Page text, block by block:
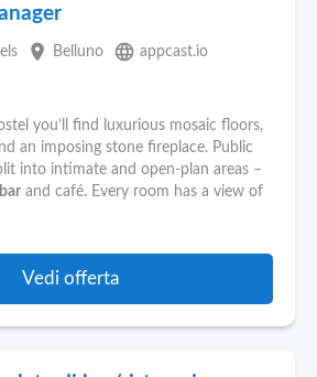
place Belluno language appcast.io
you’ll find luxurious mosaic floors,
an imposing stone fireplace. Public
into intimate and open-plan areas –
bar and café. Every room has a view of
Vedi offerta